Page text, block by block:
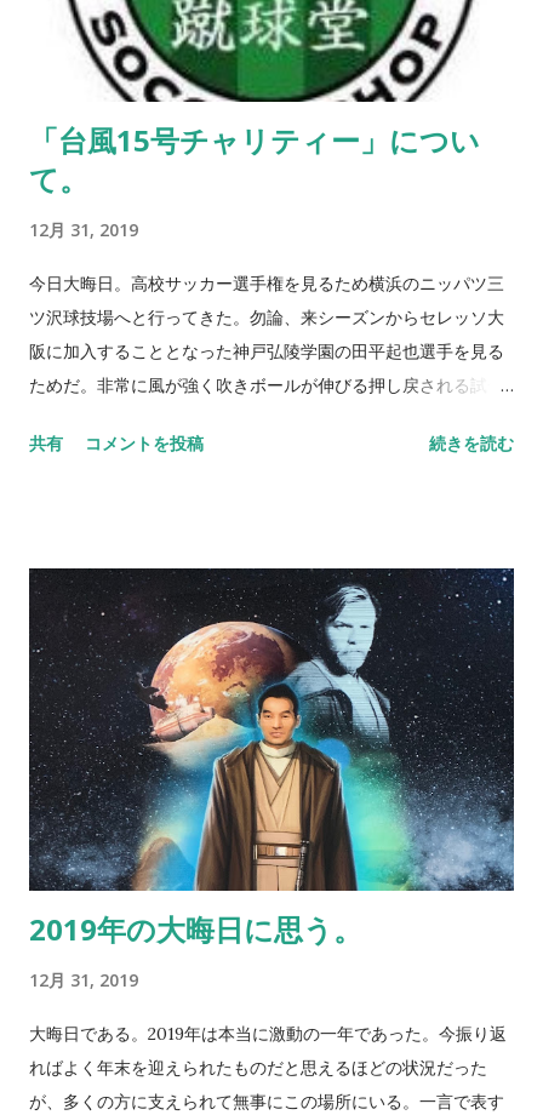
「台風15号チャリティー」につい
て。
12月 31, 2019
今日大晦日。高校サッカー選手権を見るため横浜のニッパツ三
ツ沢球技場へと行ってきた。勿論、来シーズンからセレッソ大
阪に加入することとなった神戸弘陵学園の田平起也選手を見る
ためだ。非常に風が強く吹きボールが伸びる押し戻される試合
カーショップ蹴球堂でのチャリティーについて記しておきた
で31,500円となった。 支援金の一部は以前 書かせていただいた
とおり、ブルーシート等の備品を「ジェフサポーター有志の
会」を経由し千葉県山武市に向けて支援させていただいた。第
二回も千葉県にと検討していたが、現在、セレッソ大阪OBとの
チャリティーイベントにて利用させていただこうと考えてい
る。 このチャリティーイベントについては調整中でもあり何と
か実現させたいと考えている。しかし万が一開催が難しい場合
には公的な支援団体へ全残額の寄付を予定している。本件につ
いては今後も継続して調整を進めていき、改めてこの駄ブログ
やWebサイトにて随時報告していくつもりだ。 また、蹴球堂
BASE店に設置しているチャリティー商品については今をもって
だいた皆様には本当に感謝という言葉しか無い。僕らはほんの
小さな”風”しか起こせなかったが、少しでも復興のお役に立て
たのであれば幸いである。 何はともあれ、2019年中はサッカー
ショップ蹴球堂をご愛顧いただきまして誠にありがとうござい
共有 コメントを投稿 続きを読む
2019年の大晦日に思う。
12月 31, 2019
大晦日である。2019年は本当に激動の一年であった。今振り返
ればよく年末を迎えられたものだと思えるほどの状況だった
が、多くの方に支えられて無事にこの場所にいる。一言で表す